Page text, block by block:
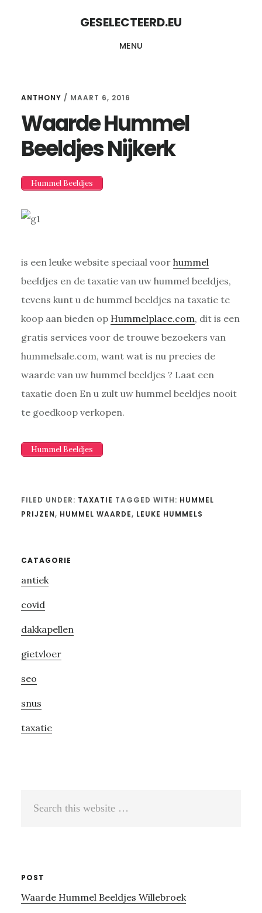
GESELECTEERD.EU
MENU
ANTHONY / MAART 6, 2016
Waarde Hummel
Beeldjes Nijkerk
Hummel Beeldjes
is een leuke website speciaal voor hummel
beeldjes en de taxatie van uw hummel beeldjes,
tevens kunt u de hummel beeldjes na taxatie te
koop aan bieden op Hummelplace.com, dit is een
gratis services voor de trouwe bezoekers van
hummelsale.com, want wat is nu precies de
waarde van uw hummel beeldjes ? Laat een
taxatie doen En u zult uw hummel beeldjes nooit
te goedkoop verkopen.
Hummel Beeldjes
FILED UNDER: TAXATIE TAGGED WITH: HUMMEL
PRIJZEN, HUMMEL WAARDE, LEUKE HUMMELS
Primary
Sidebar
CATAGORIE
antiek
covid
dakkapellen
gietvloer
seo
snus
taxatie
POST
Waarde Hummel Beeldjes Willebroek